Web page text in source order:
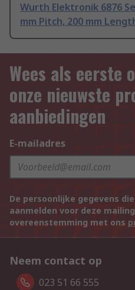
Wurth Elektronik 6876
mm Pitch, 200 mm
Wees als eerste
onze nieuwste
aanbiedingen
E-mailadres
De persoonlijke gegevens
aanmelden voor deze
overeenstemming met ons
Neem contact op
023 51 66 555